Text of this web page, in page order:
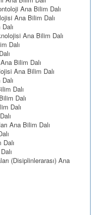
Ana Bilim Dalı
Ana Bilim Dalı
Ana Bilim Dalı
Dalı
Bilim Dalı
Ana Bilim Dalı
Dalı
Dalı
Dalı
Ana Bilim Dalı
(Disiplinlerarası) Ana